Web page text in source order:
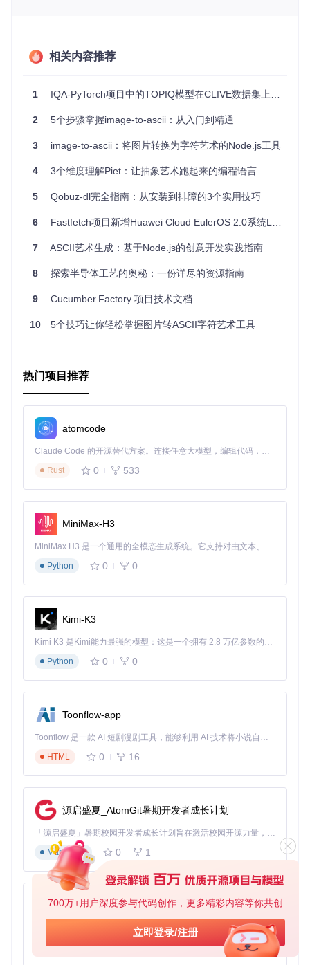
700万+用户深度参与代码创作，更多精彩内容等你共创
立即登录/注册
项目特点
简单易用：只需几步即可创建自动化脚本，无需深入了解编
可视化：通过浏览器展示终端操作，直观明了。
停和截图。
灵活性 ：可根据需求调整字体大小、窗口尺寸，甚至选择不
同的浏览器进行控制。
终端操作，无论是个人提升效率还是团队协作，都能发挥其独
多可能性，让终端操作变得更加轻松！
相关内容推荐
1 IQA-PyTorch项目中的TOPIQ模型在CLIVE数据集上的训练优化
2 5个步骤掌握image-to-ascii：从入门到精通
3 image-to-ascii：将图片转换为字符艺术的Node.js工具
4 3个维度理解Piet：让抽象艺术跑起来的编程语言
5 Qobuz-dl完全指南：从安装到排障的3个实用技巧
6 Fastfetch项目新增Huawei Cloud EulerOS 2.0系统Logo支持
7 ASCII艺术生成：基于Node.js的创意开发实践指南
8 探索半导体工艺的奥秘：一份详尽的资源指南
9 Cucumber.Factory 项目技术文档
10 5个技巧让你轻松掌握图片转ASCII字符艺术工具
热门项目推荐
atomcode
Claude Code 的开源替代方案。连接任意大模型，编辑代码，运行命令，自动验证 — 全自动执行。用 Rust 构建，极致性能。 ｜ An open-source alternative to Claude Code. Connect any LLM, edit code, run commands, and verify changes — autonomously. Built in Rust for speed. Get Started
Rust
0 533
MiniMax-H3
MiniMax H3 是一个通用的全模态生成系统。它支持对由文本、图像、视频和音频组成的多模态上下文进行统一理解，并能生成分辨率高达 2K、时长可达 15 秒的带原生立体声音频的视频。得益于面向任务泛化的系统设计，H3 在预训练阶段就已具备广泛的多模态上下文理解与生成能力，能够出色地执行复杂的多模态指令。
Python
0 0
Kimi-K3
Kimi K3 是Kimi能力最强的模型：这是一个拥有 2.8 万亿参数的混合专家（MoE）模型，具备原生视觉理解能力，并支持 100 万 token 的上下文窗口。
Python
0 0
Toonflow-app
Toonflow 是一款 AI 短剧漫剧工具，能够利用 AI 技术将小说自动转化为剧本，并结合 AI 生成的图片和视频，实现高效的短剧创作。借助 Toonflow，可以轻松完成从文字到影像的全流程，让短剧制作变得更加智能与便捷。
HTML
0 16
源启盛夏_AtomGit暑期开发者成长计划
「源启盛夏」暑期校园开发者成长计划旨在激活校园开源力量，通过积分激励、认证扶持、资源倾斜等形式，引导高校组织和开发者完成「入驻 — 建项目 — 做贡献 — 获认证 — 得资源」的完整闭环。无论你是想带领社团入驻平台的组织者，还是希望用代码贡献证明自己的开发者，都能在这里找到属于你的成长路径。
Markdown
0 1
AionUi
免费、本地、开源的 24/7 全天候 Cowork 应用，以及适用于 Gemini CLI、Claude Code、Codex、OpenCode、Qwen Code、Goose CLI、Auggie 等的 OpenClaw | 🌟 喜欢就点star吧
TypeScript
0 6